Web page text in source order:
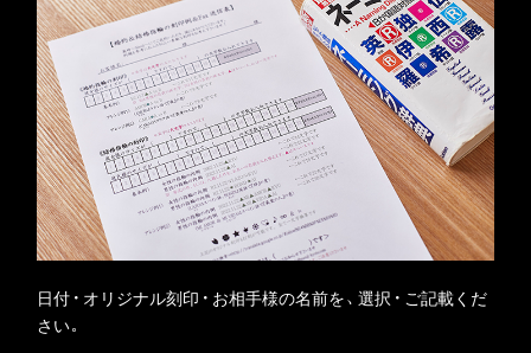
日付・オリジナル刻印・お相手様の名前を、選択・ご記載くだ
さい。